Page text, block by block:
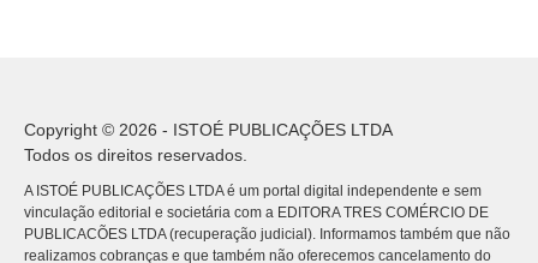
Copyright © 2026 - ISTOÉ PUBLICAÇÕES LTDA
Todos os direitos reservados.
A ISTOÉ PUBLICAÇÕES LTDA é um portal digital independente e sem
vinculação editorial e societária com a EDITORA TRES COMÉRCIO DE
PUBLICACÕES LTDA (recuperação judicial). Informamos também que não
realizamos cobranças e que também não oferecemos cancelamento do